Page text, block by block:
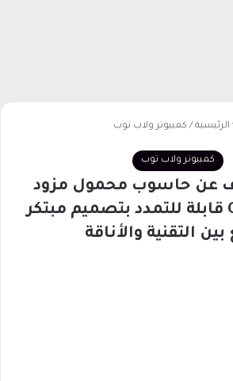
الرئيسية / كمبيوتر ولاب توب
كمبيوتر ولاب توب
عن حاسوب محمول مزود
بشاشة OLED قابلة للتمدد بتصميم مبتكر
التقنية والأناقة